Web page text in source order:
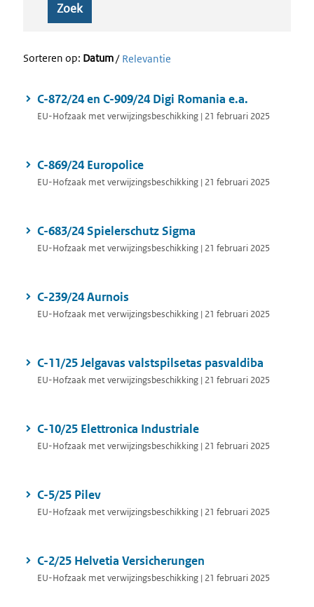
Zoek
Sorteren op: Datum/ Relevantie
C-872/24 en C-909/24 Digi Romania e.a.
EU-Hofzaak met verwijzingsbeschikking | 21 februari 2025
C-869/24 Europolice
EU-Hofzaak met verwijzingsbeschikking | 21 februari 2025
C-683/24 Spielerschutz Sigma
EU-Hofzaak met verwijzingsbeschikking | 21 februari 2025
C-239/24 Aurnois
EU-Hofzaak met verwijzingsbeschikking | 21 februari 2025
C-11/25 Jelgavas valstspilsetas pasvaldiba
EU-Hofzaak met verwijzingsbeschikking | 21 februari 2025
C-10/25 Elettronica Industriale
EU-Hofzaak met verwijzingsbeschikking | 21 februari 2025
C-5/25 Pilev
EU-Hofzaak met verwijzingsbeschikking | 21 februari 2025
C-2/25 Helvetia Versicherungen
EU-Hofzaak met verwijzingsbeschikking | 21 februari 2025